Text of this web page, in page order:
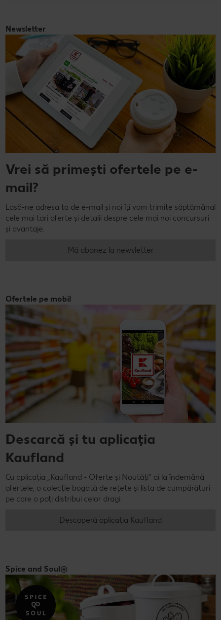
Newsletter
Vrei să primești ofertele pe e-
mail?
Lasă-ne adresa ta de e-mail și noi îți vom trimite săptămânal
cele mai tari oferte și detalii despre cele mai noi concursuri
și avantaje.
Mă abonez la newsletter
Ofertele pe mobil
Descarcă și tu aplicația
Kaufland
Cu aplicația „Kaufland - Oferte și Noutăți” ai la îndemână
ofertele, o colecție bogată de rețete și lista de cumpărături
pe care o poți distribui celor dragi.
Descoperă aplicația Kaufland
Spice and Soul®